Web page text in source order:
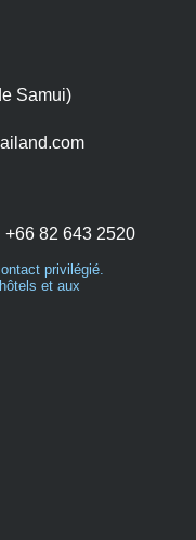
Samui)
+66 82 643 2520
privilégié.
et aux